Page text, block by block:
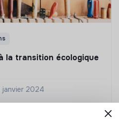
la transition écologique
janvier 2024